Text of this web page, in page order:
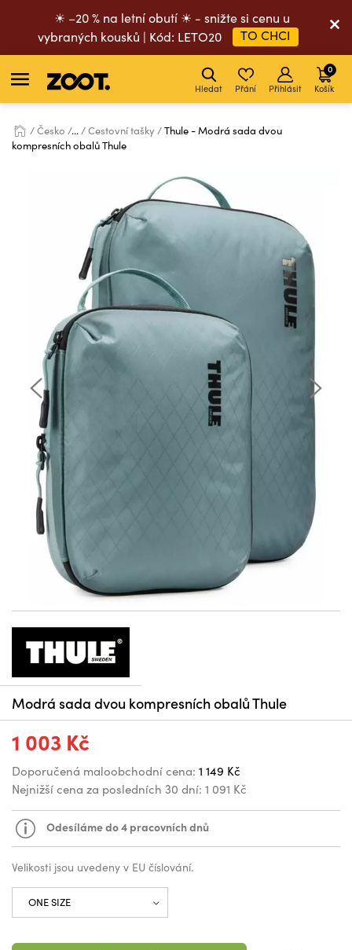
☀ –20 % na letní obutí ☀ - snižte si cenu u
vybraných kousků | Kód: LETO20
TO CHCI
Hledat Přání Přihlásit Košík
0
Česko ... Cestovní tašky
Thule - Modrá sada dvou
kompresních obalů Thule
Modrá sada dvou kompresních obalů Thule
1 003 Kč
Doporučená maloobchodní cena: 1 149 Kč
Nejnižší cena za posledních 30 dní: 1 091 Kč
Odesíláme do 4 pracovních dnů
Velikosti jsou uvedeny v EU číslování.